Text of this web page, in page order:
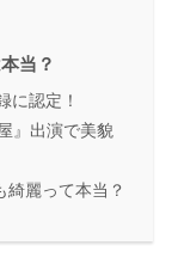
当？
に認定！
』出演で美貌
綺麗って本当？